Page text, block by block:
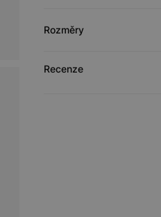
Rozměry
Recenze